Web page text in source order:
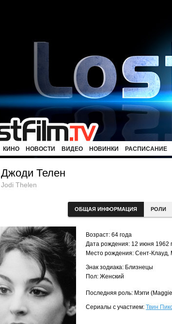
КИНО НОВОСТИ ВИДЕО НОВИНКИ РАСПИСАНИЕ
Джоди Телен
Jodi Thelen
ОБЩАЯ ИНФОРМАЦИЯ РОЛИ
Возраст: 64 года
Дата рождения: 12 июня 1962
Место рождения: Сент-
Знак зодиака: Близнецы
Пол: Женский
Последняя роль: Мэгги
Сериалы с участием: Твин